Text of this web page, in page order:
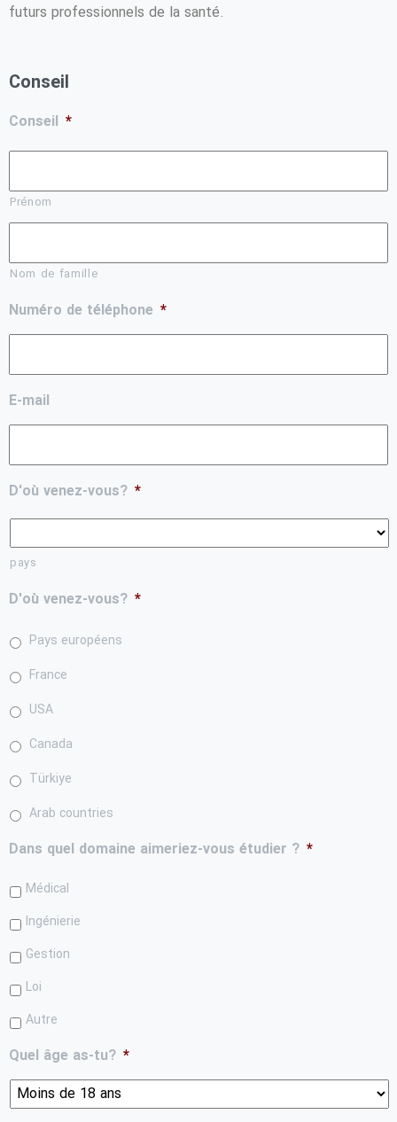
futurs professionnels de la santé.
Conseil
Conseil *
Prénom
Nom de famille
Numéro de téléphone *
E-mail
D'où venez-vous? *
pays
D'où venez-vous? *
Pays européens
France
USA
Canada
Türkiye
Arab countries
Dans quel domaine aimeriez-vous étudier ? *
Médical
Ingénierie
Gestion
Loi
Autre
Quel âge as-tu? *